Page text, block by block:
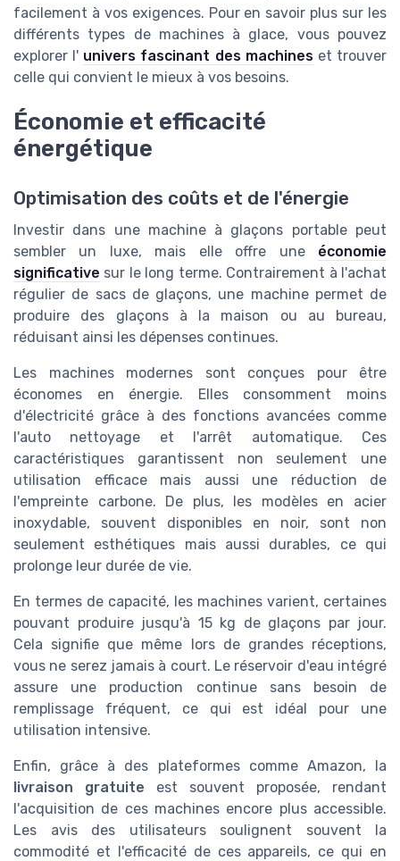
facilement à vos exigences. Pour en savoir plus sur les
différents types de machines à glace, vous pouvez
explorer l' univers fascinant des machineset trouver
celle qui convient le mieux à vos besoins.
Économie et efficacité
énergétique
Optimisation des coûts et de l'énergie
Investir dans une machine à glaçons portable peut
sembler un luxe, mais elle offre une économie
significative sur le long terme. Contrairement à l'achat
régulier de sacs de glaçons, une machine permet de
produire des glaçons à la maison ou au bureau,
réduisant ainsi les dépenses continues.
Les machines modernes sont conçues pour être
économes en énergie. Elles consomment moins
d'électricité grâce à des fonctions avancées comme
l'auto nettoyage et l'arrêt automatique. Ces
caractéristiques garantissent non seulement une
utilisation efficace mais aussi une réduction de
l'empreinte carbone. De plus, les modèles en acier
inoxydable, souvent disponibles en noir, sont non
seulement esthétiques mais aussi durables, ce qui
prolonge leur durée de vie.
En termes de capacité, les machines varient, certaines
pouvant produire jusqu'à 15 kg de glaçons par jour.
Cela signifie que même lors de grandes réceptions,
vous ne serez jamais à court. Le réservoir d'eau intégré
assure une production continue sans besoin de
remplissage fréquent, ce qui est idéal pour une
utilisation intensive.
Enfin, grâce à des plateformes comme Amazon, la
livraison gratuite est souvent proposée, rendant
l'acquisition de ces machines encore plus accessible.
Les avis des utilisateurs soulignent souvent la
commodité et l'efficacité de ces appareils, ce qui en